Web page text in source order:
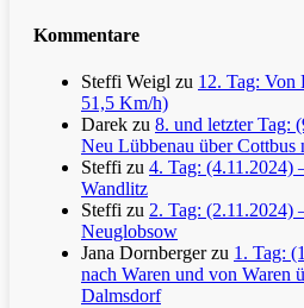
Kommentare
Steffi Weigl zu 12. Tag: Von
51,5 Km/h)
Darek zu 8. und letzter Tag:
Neu Lübbenau über Cottbus
Steffi zu 4. Tag: (4.11.2024)
Wandlitz
Steffi zu 2. Tag: (2.11.2024)
Neuglobsow
Jana Dornbergerzu 1. Tag:
nach Waren und von Waren
Dalmsdorf